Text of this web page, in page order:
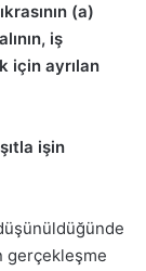
(a)
iş
için ayrılan
işin
gerçekleşme